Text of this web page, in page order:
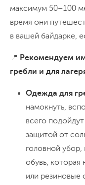
для тех,
Вечером
то идёт
сердце
себя
Переход ≈ 10 км
День 5
Через
много
Сегодня
максимум 50–100
время они
в вашей байдарке,
📍 Рекомендуем
гребли и для
Одежда для
намокнуть,
всего
защитой от
головной убор,
обувь,
или резиновые